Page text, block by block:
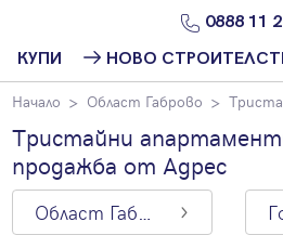
0888 11
КУПИ
Намери
Защо да купя
имот с
Адрес?
НОВО
Ново
София
Ново
строителство
Варна
Начало Област Габрово
Тристайни
продажба от Адрес
Област Габрово